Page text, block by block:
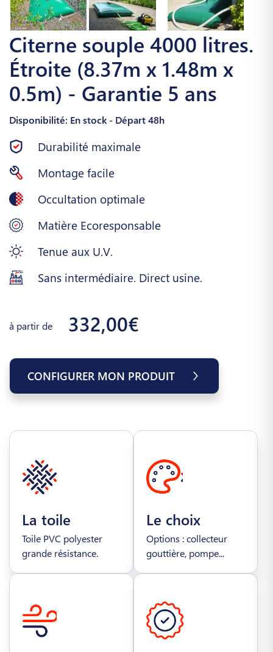
Citerne souple 4000 litres.
Étroite (8.37m x 1.48m x
0.5m) - Garantie 5 ans
Disponibilité: En stock - Départ 48h
Durabilité maximale
Montage facile
Occultation optimale
Matière Ecoresponsable
Tenue aux U.V.
Sans intermédiaire. Direct usine.
à partir de 332,00€
CONFIGURER MON PRODUIT
La toile
Toile PVC polyester
grande résistance.
Le choix
Options : collecteur
gouttière, pompe...